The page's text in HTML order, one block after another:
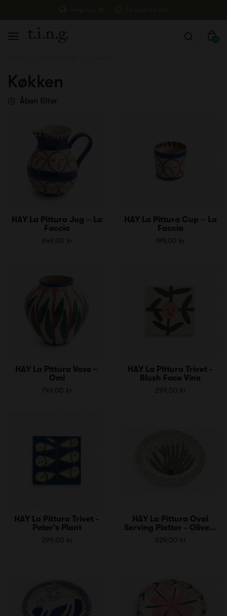
0
Køkken
Åben filter
HAY La Pittura Jug – La
Faccia
649,00 kr
HAY La Pittura Cup – La
Faccia
199,00 kr
HAY La Pittura Vase –
Omi
749,00 kr
HAY La Pittura Trivet -
Blush Face Vine
299,00 kr
HAY La Pittura Trivet -
Peter’s Plant
299,00 kr
HAY La Pittura Oval
Serving Platter - Olive...
629,00 kr